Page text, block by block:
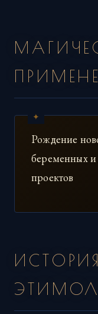
Рождение
беременных и
проектов